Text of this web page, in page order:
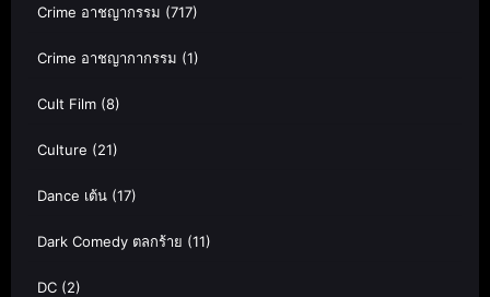
Crime อาชญากรรม (717)
Crime อาชญากากรรม (1)
Cult Film (8)
Culture (21)
Dance เต้น (17)
Dark Comedy ตลกร้าย (11)
DC (2)